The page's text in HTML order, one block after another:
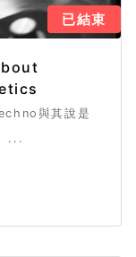
已結束
與其說是
...